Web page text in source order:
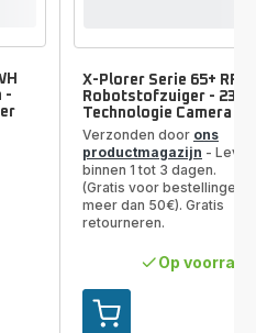
-
Toevoegen
X-Plorer Serie 65+
Robotstofzuiger - 2300
Technologie Camera +
Verzonden door ons
productmagazijn -
binnen 1 tot 3 dagen.
(Gratis voor bestellingen
meer dan 50€). Gratis
retourneren.
Op voorraad